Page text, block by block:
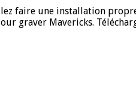
faire une installation
Mavericks.